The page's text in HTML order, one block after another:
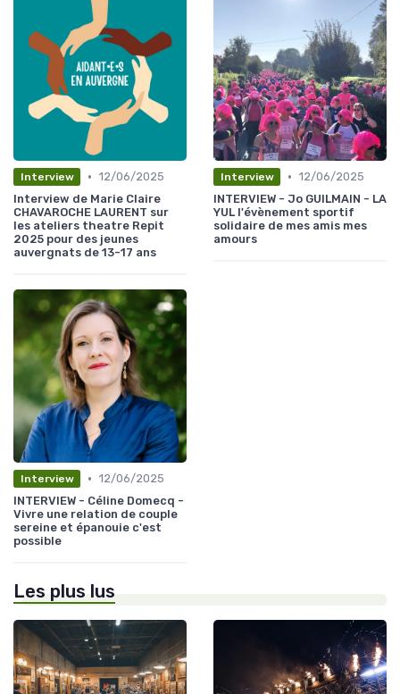
Interview • 12/06/2025
Interview de Marie Claire
CHAVAROCHE LAURENT sur
les ateliers theatre Repit
2025 pour des jeunes
auvergnats de 13-17 ans
Interview • 12/06/2025
INTERVIEW - Jo GUILMAIN - LA
YUL l'évènement sportif
solidaire de mes amis mes
amours
Interview • 12/06/2025
INTERVIEW - Céline Domecq -
Vivre une relation de couple
sereine et épanouie c'est
possible
Les plus lus